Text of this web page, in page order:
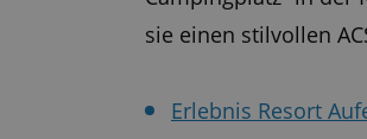
sie einen stilvollen
Erlebnis Resort